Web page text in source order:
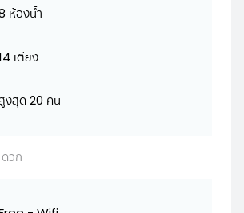
ห้องน้ำ
เตียง
งสุด 20 คน
วก